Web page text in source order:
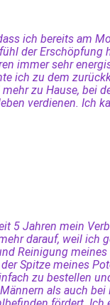
ich bereits am
der Erschöpfung
immer sehr
ich zu dem
zu Hause, bei
verdienen. Ich
5 Jahren mein
darauf, weil ich
Reinigung meines
Spitze meines
zu bestellen
als auch bei